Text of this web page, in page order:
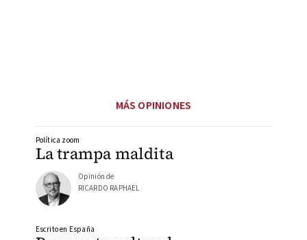
MÁS OPINIONES
La trampa maldita
Política zoom
Opinión de
RICARDO RAPHAEL
Escrito en España